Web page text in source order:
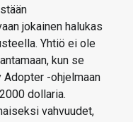
jokainen halukas
Yhtiö ei ole
kun se
Adopter -ohjelmaan
dollaria.
vahvuudet,